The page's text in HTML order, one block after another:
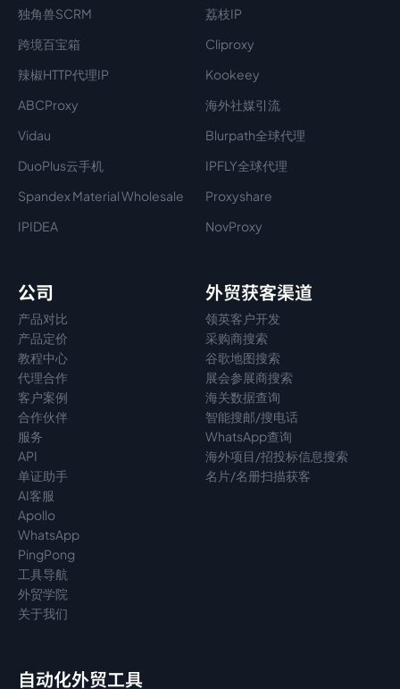
独角兽SCRM
荔枝IP
跨境百宝箱
Cliproxy
辣椒HTTP代理IP
Kookeey
ABCProxy
海外社媒引流
Vidau
Blurpath全球代理
DuoPlus云手机
IPFLY全球代理
Spandex Material Wholesale​
Proxyshare
IPIDEA
NovProxy
公司
产品对比
产品定价
教程中心
代理合作
客户案例
合作伙伴
服务
API
单证助手
AI客服
Apollo
WhatsApp
PingPong
工具导航
外贸学院
关于我们
外贸获客渠道
领英客户开发
采购商搜索
谷歌地图搜索
展会参展商搜索
海关数据查询
智能搜邮/搜电话
WhatsApp查询
海外项目/招投标信息搜索
名片/名册扫描获客
自动化外贸工具